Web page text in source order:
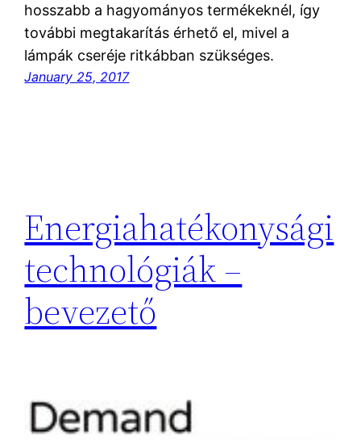
hosszabb a hagyományos termékeknél, így
további megtakarítás érhető el, mivel a
lámpák cseréje ritkábban szükséges.
January 25, 2017
Energiahatékonysági
technológiák –
bevezető